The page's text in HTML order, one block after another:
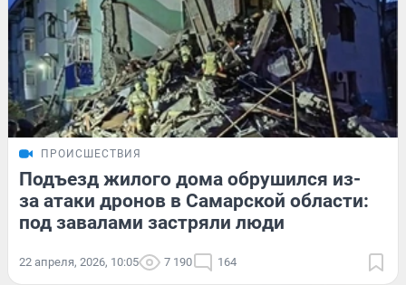
ПРОИСШЕСТВИЯ
Подъезд жилого дома обрушился из-
за атаки дронов в Самарской области:
под завалами застряли люди
22 апреля, 2026, 10:05 7 190 164